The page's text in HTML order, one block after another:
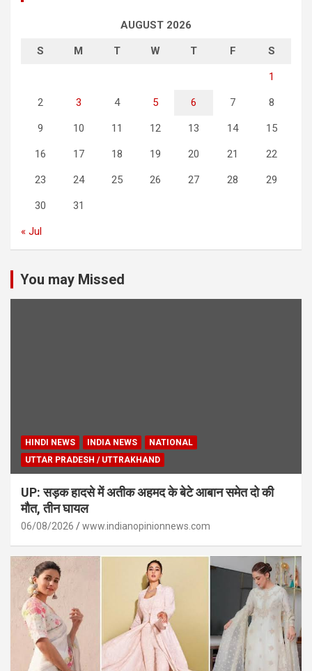
AUGUST 2026
S M T W T F S
1
2 3 4 5 6 7 8
9 10 11 12 13 14 15
16 17 18 19 20 21 22
23 24 25 26 27 28 29
30 31
« Jul
You may Missed
HINDI NEWS INDIA NEWS
NATIONAL
UTTAR PRADESH / UTTRAKHAND
UP: सड़क हादसे में अतीक अहमद के बेटे आबान समेत दो की
मौत, तीन घायल
06/08/2026 www.indianopinionnews.com